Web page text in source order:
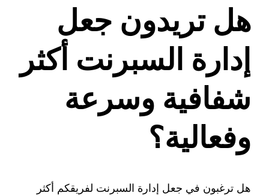
هل تريدون جعل
إدارة السبرنت أكثر
شفافية وسرعة
وفعالية؟
هل ترغبون في جعل إدارة السبرنت لفريقكم أكثر